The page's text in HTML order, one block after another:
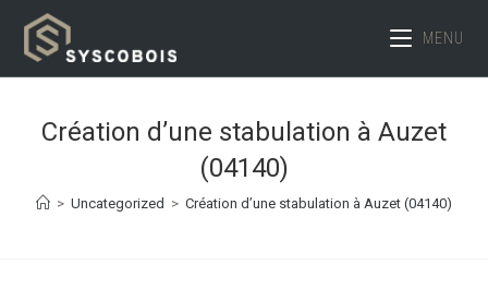
content
MENU
Création d’une stabulation à Auzet
(04140)
> Uncategorized > Création d’une stabulation à Auzet (04140)